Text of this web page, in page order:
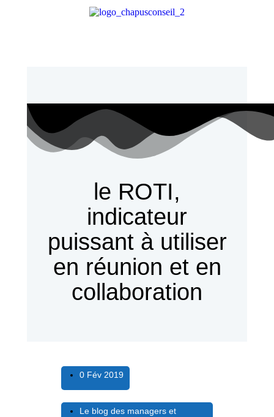
le ROTI,
indicateur
puissant à utiliser
en réunion et en
collaboration
0 Fév 2019
Le blog des managers et